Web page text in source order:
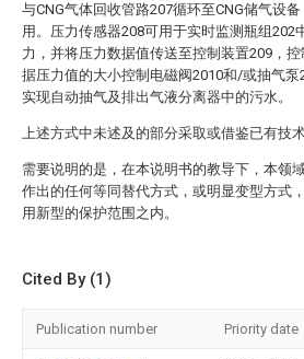
与CNG气体回收管路207循环至CNG储气设备
用。压力传感器208可用于实时监测瓶组202
力，并将压力数据值传送至控制装置209，控
据压力值的大小控制电磁阀2010和/或抽气泵
实现自动抽气及排出气液分离器中的污水。
上述方式中未述及的部分采取或借鉴已有技术
需要说明的是，在本说明书的教导下，本领
作出的任何等同替代方式，或明显变型方式
用新型的保护范围之内。
Cited By (1)
Publication number Priority date